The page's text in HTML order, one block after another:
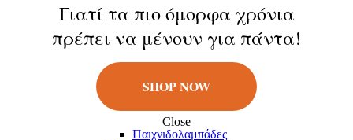
Κούκλες
Φιγούρες
Παιχνίδια Εξωτερικού Χώρου
Μπάλες
Πατίνια
Εποχιακά Είδη
Πασχαλινά Είδη
Λαμπάδες
Παιχνιδολαμπάδες
Γιατί τα πιο όμορφα χρόνια
πρέπει να μένουν για πάντα!
SHOP NOW
Close